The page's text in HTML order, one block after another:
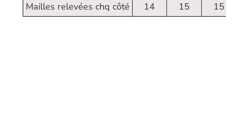
Mailles relevées chq côté 14 15 15